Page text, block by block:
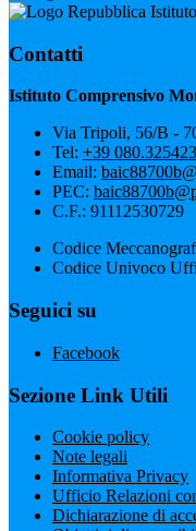
Contatti
Istituto Comprensivo
Via Tripoli, 56/B -
Tel: +39
Email:
PEC:
C.F.: 91112530729
Codice
Codice Univoco
Seguici su
Facebook
Sezione Link Utili
Cookie policy
Note legali
Informativa Privacy
Ufficio Relazioni
Dichiarazione di